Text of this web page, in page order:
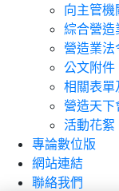
向主管
綜合營造
營造業法
公文附件
相關表單
營造天下
活動花絮
專論數位版
網站連結
聯絡我們